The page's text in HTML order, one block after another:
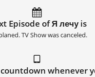
Episode of Я лечу is
TV Show was canceled.
whenever